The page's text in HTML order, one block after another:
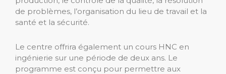
de problèmes, l’organisation du lieu de travail et la
santé et la sécurité.
Le centre offrira également un cours HNC en
ingénierie sur une période de deux ans. Le
programme est conçu pour permettre aux